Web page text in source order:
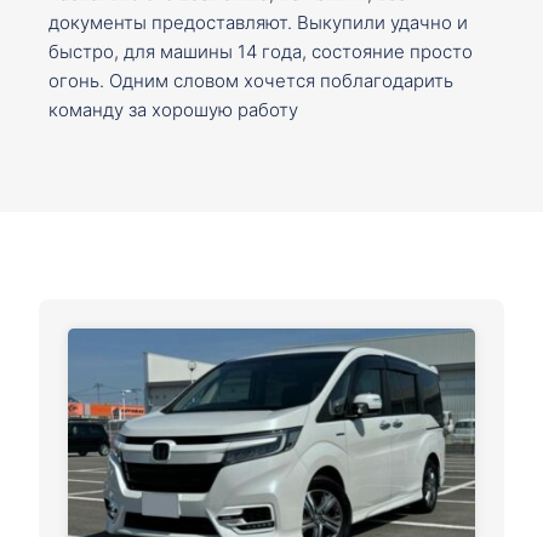
документы предоставляют. Выкупили удачно и
быстро, для машины 14 года, состояние просто
огонь. Одним словом хочется поблагодарить
команду за хорошую работу